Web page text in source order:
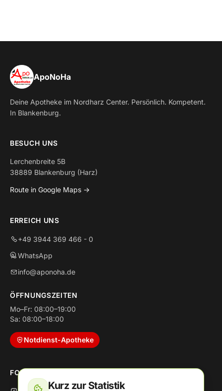
ApoNoHa
Deine Apotheke im Nordharz Center. Persönlich. Kompetent.
In Blankenburg.
BESUCH UNS
Lerchenbreite 5B
38889 Blankenburg (Harz)
Route in Google Maps →
ERREICH UNS
+49 3944 369 466 - 0
WhatsApp
info@aponoha.de
ÖFFNUNGSZEITEN
Mo–Fr: 08:00–19:00
Sa: 08:00–18:00
Notdienst-Apotheke
FOLGE UNS
Kurz zur Statistik